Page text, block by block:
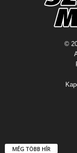
©
MÉG TÖBB HÍR